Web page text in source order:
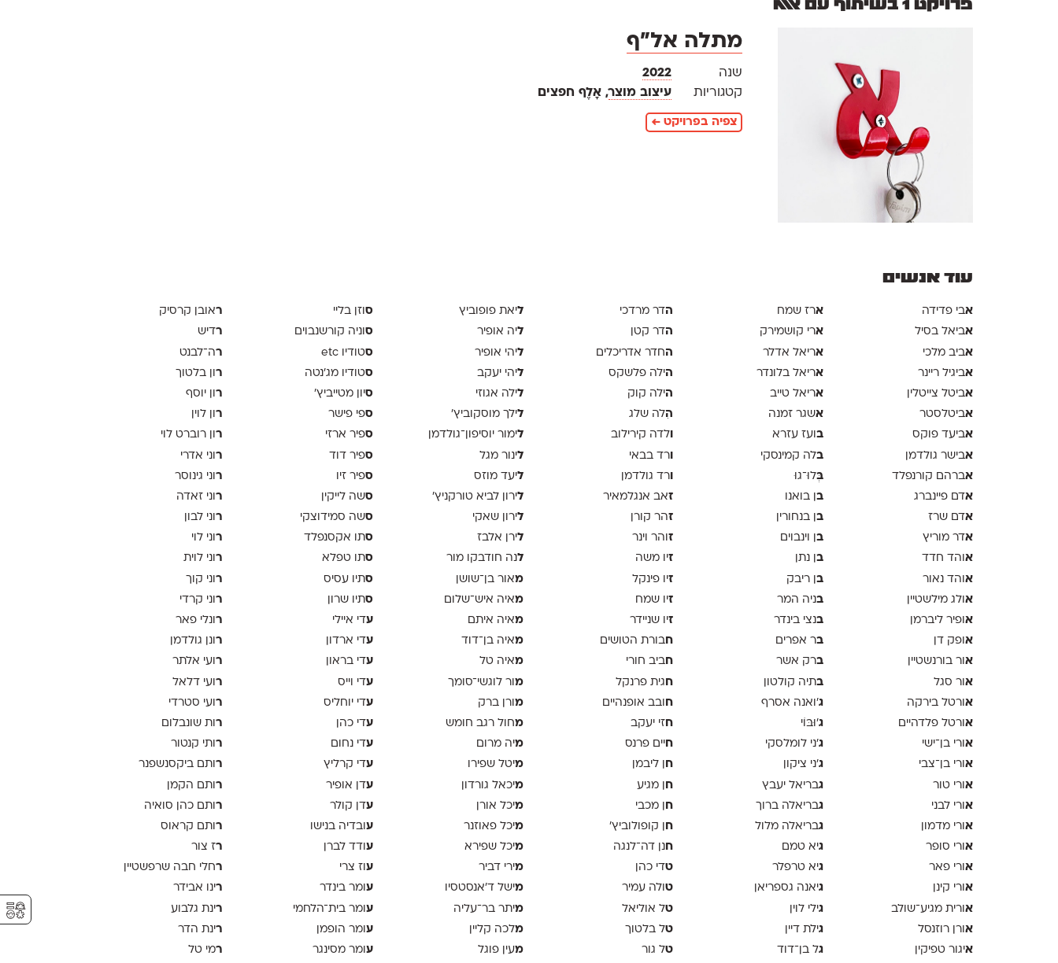
פרויקט 1 בשיתוף עם אאא
מתלה אל״ף
שנה
2022
קטגוריות
עיצוב מוצר, אָלֶף חפצים
צפיה בפרויקט ←
עוד אנשים
אבי פדידה
אביאל בסיל
אביב מלכי
אביגיל ריינר
אביטל צייטלין
אביטלסטר
אביעד פוקס
אבישר גולדמן
אברהם קורנפלד
אדם פיינברג
אדם שרז
אדר מוריץ
אוהד חדד
אוהד נאור
אולג מילשטיין
אופיר ליברמן
אופק דן
אור בורנשטיין
אור סגל
אורטל בירקה
אורטל פלדהיים
אורי בן־ישי
אורי בן־צבי
אורי טור
אורי לבני
אורי מדמון
אורי סופר
אורי פאר
אורי קינן
אורית מגיע־שולב
אורן רוזנסל
איגור טפיקין
ארז שמח
ארי קושמירק
אריאל אדלר
אריאל בלונדר
אריאל טייב
אשגר זמנה
ב ועז עזרא
בלה קמינסקי
בְּלוּ־גוּ
ב ן בואנו
ב ן בנחורין
ב ן וינבוים
ב ן נתן
ב ן ריבק
בניה המר
בנצי בינדר
בר אפרים
ברק אשר
בתיה קולטון
ג'ואנה אסרף
ג'וּבּוֹי
ג׳ני לומלסקי
ג׳ני ציקון
גבריאל יעבץ
גבריאלה ברוך
גבריאלה מלול
גיא טמם
גיא טרפלר
גיאנה גספריאן
גילי לוין
גילת דיין
גל בן־דוד
הדר מרדכי
הדר קטן
החדר אדריכלים
הילה פלשקס
הילה קוק
הִלה שלג
ולדה קירילוב
ורד בבאי
ורד גולדמן
זאב אנגלמאיר
זהר קורן
זוהר וינר
זיו משה
זיו פינקל
זיו שמח
זיו שניידר
חבורת הטושים
חביב חורי
חגית פרנקל
ח ובב אופנהיים
ח זי יעקב
חיים פרנס
ח ן ליבמן
ח ן מגיע
ח ן מכבי
ח ן קופולוביץ'
חנן דה־לנגה
טדי כהן
טולה עמיר
טל אוליאל
טל בלטוך
טל גור
ליאת פופוביץ
ליה אופיר
ליהי אופיר
ליהי יעקב
לילה אגוזי
לילך מוסקוביץ'
לימור יוסיפון־גולדמן
לינור מגל
ליעד מוזס
לירון לביא טורקניץ׳
לירון שאקי
לירן אלבז
לנה חודבקו מור
מאור בן־שושן
מאיה איש־שלום
מאיה איתם
מאיה בן־דוד
מאיה טל
מ ור לוגשי־סומך
מ ורן ברק
מחול רגב חומש
מיה מרום
מיטל שפירו
מיכאל גורדון
מיכל אורן
מיכל פאוזנר
מיכל שפירא
מירי דביר
מישל ד׳אנסטסיו
מיתר בר־עליה
מלכה קליין
מעין פוגל
ס וזן בליי
ס וניה קורשנבוים
סטודיו etc
סטודיו מג'נטה
סיון מטייביץ׳
ספי פישר
ספיר ארזי
ספיר דוד
ספיר זיו
סשה לייקין
סשה סמידוצקי
סתו אקסנפלד
סתו טפלא
סתיו עסיס
סתיו שרון
עדי איילי
עדי ארדון
עדי בראון
עדי וייס
עדי יוחליס
עדי כהן
עדי נחום
עדי קרליץ
עדן אופיר
עדן קולר
ע ובדיה בנישו
ע ודד לברן
ע וז צרי
ע ומר בינדר
ע ומר בית־הלחמי
ע ומר הופמן
ע ומר מסינגר
ראובן קרסיק
רדיש
רה־לבנט
רון בלטוך
רון יוסף
רון לוין
רון רוברט לוי
רוני אדרי
רוני גינוסר
רוני זאדה
רוני לבון
רוני לוי
רוני לוית
רוני קוך
רוני קרדי
רונלי פאר
רונן גולדמן
רועי אלתר
רועי דלאל
רועי סטרדי
רות שונבלום
רותי קנטור
רותם ביקסנשפנר
רותם הקמן
רותם כהן סואיה
רותם קראוס
רז צור
רחלי חבה שרפשטיין
רינו אבידר
רינת גלבוע
רינת הדר
רמי טל
⚥︎